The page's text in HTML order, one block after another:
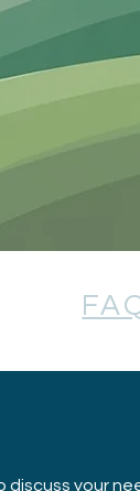
discuss your